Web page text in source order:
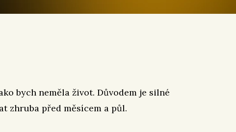
bych neměla život. Důvodem je silné
zhruba před měsícem a půl.